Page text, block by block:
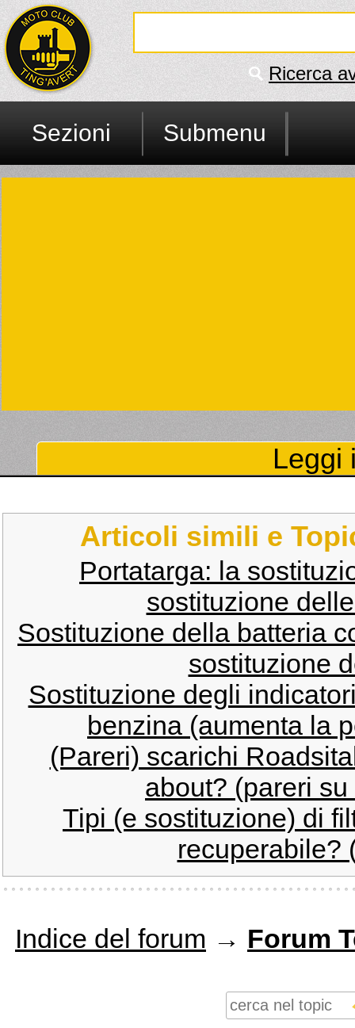
Ricerca
Sezioni Submenu
Leggi
Articoli simili e
Portatarga: la
sostituzione
Sostituzione della batteria
sostituzione
Sostituzione degli
benzina (aumenta la
(Pareri) scarichi
about? (pareri
Tipi (e sostituzione) di
recuperabile?
Indice del forum → Forum